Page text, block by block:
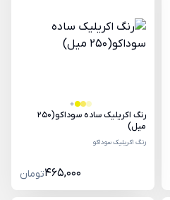
رنگ اکریلیک ساده سوداکو(250
میل)
رنگ اکریلیک سوداکو
465,000تومان